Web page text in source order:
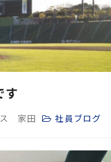
ス 家田 社員ブログ